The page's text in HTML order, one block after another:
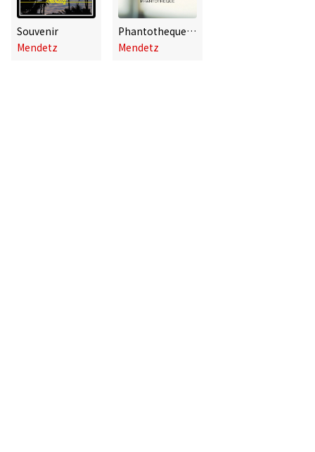
Souvenir
Mendetz
Phantotheque (feat. Najwa)
Mendetz